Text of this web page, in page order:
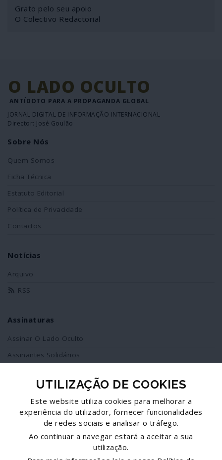
Grato pelo seu apoio
O Colectivo Redactorial
O LADO OCULTO
ANTÍDOTO PARA A PROPAGANDA GLOBAL
JORNAL DIGITAL DE INFORMAÇÃO INTERNACIONAL
Director: José Goulão
Sobre Nós
Quem Somos
Ficha Técnica
Estatuto Editorial
Política de Privacidade
Contactos
Notícias
Arquivo
RSS
Assinaturas
Assinar O Lado Oculto
Assinantes Solidários
Redes Sociais
Siga-nos no facebook
UTILIZAÇÃO DE COOKIES
Este website utiliza cookies para melhorar a
experiência do utilizador, fornecer funcionalidades
de redes sociais e analisar o tráfego.
Ao continuar a navegar estará a aceitar a sua
utilização.